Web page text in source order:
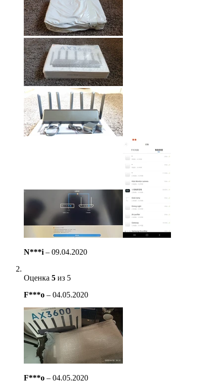
N***i – 09.04.2020
Оценка 5 из 5
F***o – 04.05.2020
F***o – 04.05.2020